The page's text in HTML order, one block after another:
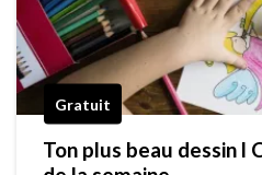
Gratuit
Ton plus beau dessin l